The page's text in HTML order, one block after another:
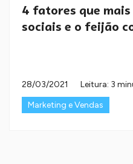
4 fatores que
sociais e o feijão
28/03/2021
Leitura: 3
Marketing e Vendas